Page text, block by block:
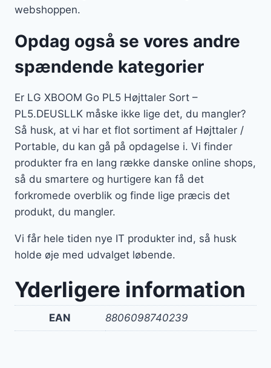
webshoppen.
Opdag også se vores andre
spændende kategorier
Er LG XBOOM Go PL5 Højttaler Sort –
PL5.DEUSLLK måske ikke lige det, du mangler?
Så husk, at vi har et flot sortiment af Højttaler /
Portable, du kan gå på opdagelse i. Vi finder
produkter fra en lang række danske online shops,
så du smartere og hurtigere kan få det
forkromede overblik og finde lige præcis det
produkt, du mangler.
Vi får hele tiden nye IT produkter ind, så husk
holde øje med udvalget løbende.
Yderligere information
EAN 8806098740239